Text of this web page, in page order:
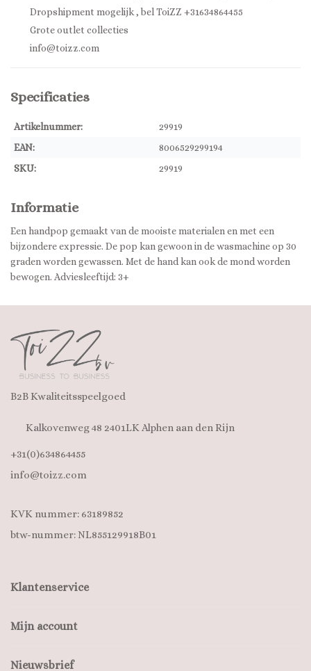
Dropshipment mogelijk , bel ToiZZ +31634864455
Grote outlet collecties
info@toizz.com
Specificaties
Artikelnummer:
29919
EAN:
8006529299194
SKU:
29919
Informatie
Een handpop gemaakt van de mooiste materialen en met een
bijzondere expressie. De pop kan gewoon in de wasmachine op 30
graden worden gewassen. Met de hand kan ook de mond worden
bewogen. Adviesleeftijd: 3+
B2B Kwaliteitsspeelgoed
Kalkovenweg 48 2401LK Alphen aan den Rijn
+31(0)634864455
info@toizz.com
KVK nummer: 63189852
btw-nummer: NL855129918B01
Klantenservice
Mijn account
Nieuwsbrief